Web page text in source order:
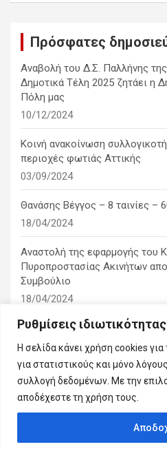
Ρυθμίσεις ιδιωτικότητας
Η σελίδα κάνει χρήση cookies
για στατιστικούς και μόνο
συλλογή δεδομένων. Με την
αποδέχεστε τη χρήση τους.
Πρόσφατες
Αναβολή του Δ.Σ. Παλλήνης
Δημοτικά Τέλη 2025 ζητάει η
Πόλη μας
10/12/2024
Κοινή ανακοίνωση
περιοχές φωτιάς Αττικής
03/09/2024
Θανάσης Βέγγος – 8 ταινίες –
18/04/2024
Αναστολή της εφαρμογής του
Πυροπροστασίας Ακινήτων
Συμβούλιο
18/04/2024
1η ειδική συνεδρίαση
συμβουλίου
10/03/2024